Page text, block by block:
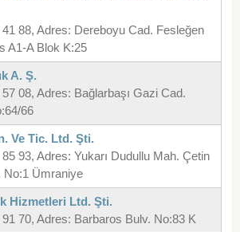
88, Adres: Dereboyu Cad. Fesleğen
A1-A Blok K:25
A. Ş.
08, Adres: Bağlarbaşı Gazi Cad.
66
Ve Tic. Ltd. Şti.
93, Adres: Yukarı Dudullu Mah. Çetin
No:1 Ümraniye
Hizmetleri Ltd. Şti.
70, Adres: Barbaros Bulv. No:83 K